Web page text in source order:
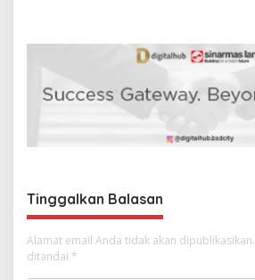
o
Tinggalkan Balasan
Alamat email Anda tidak akan dipublikasikan.
ditandai *